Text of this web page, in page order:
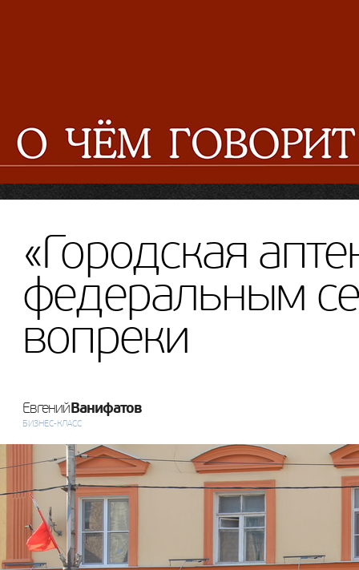
«Городская
федеральным
вопреки
ЕвгенийВанифатов
БИЗНЕС-КЛАСС